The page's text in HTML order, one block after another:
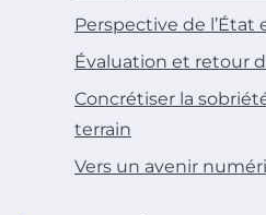
Perspective de
Évaluation et retour
Concrétiser la
terrain
Vers un avenir